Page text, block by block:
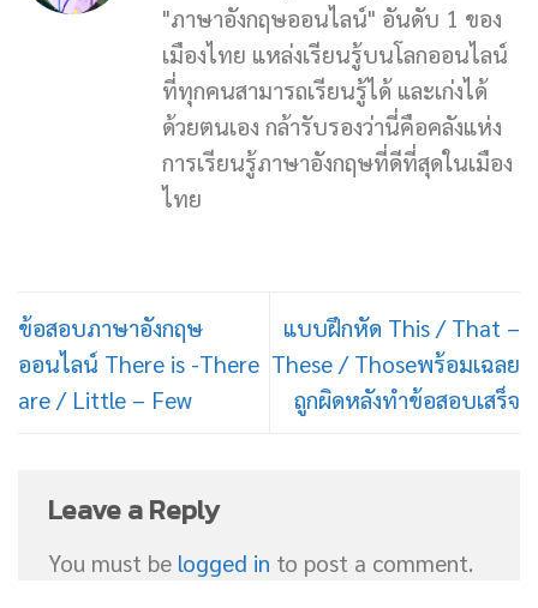
"ภาษาอังกฤษออนไลน์" อันดับ 1 ของ
เมืองไทย แหล่งเรียนรู้บนโลกออนไลน์
ที่ทุกคนสามารถเรียนรู้ได้ และเก่งได้
ด้วยตนเอง กล้ารับรองว่านี่คือคลังแห่ง
การเรียนรู้ภาษาอังกฤษที่ดีที่สุดในเมือง
ไทย
ข้อสอบภาษาอังกฤษ
ออนไลน์ There is -There
are / Little – Few
แบบฝึกหัด This / That –
These / Thoseพร้อมเฉลย
ถูกผิดหลังทำข้อสอบเสร็จ
Leave a Reply
You must be logged in to post a comment.